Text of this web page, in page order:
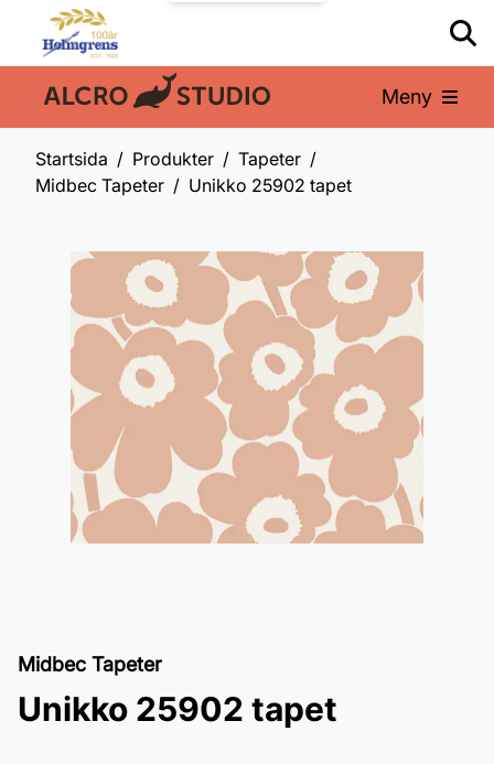
En del av: Meny
Startsida Produkter
Tapeter
Midbec Tapeter
Unikko 25902 tapet
Midbec Tapeter
Unikko 25902 tapet